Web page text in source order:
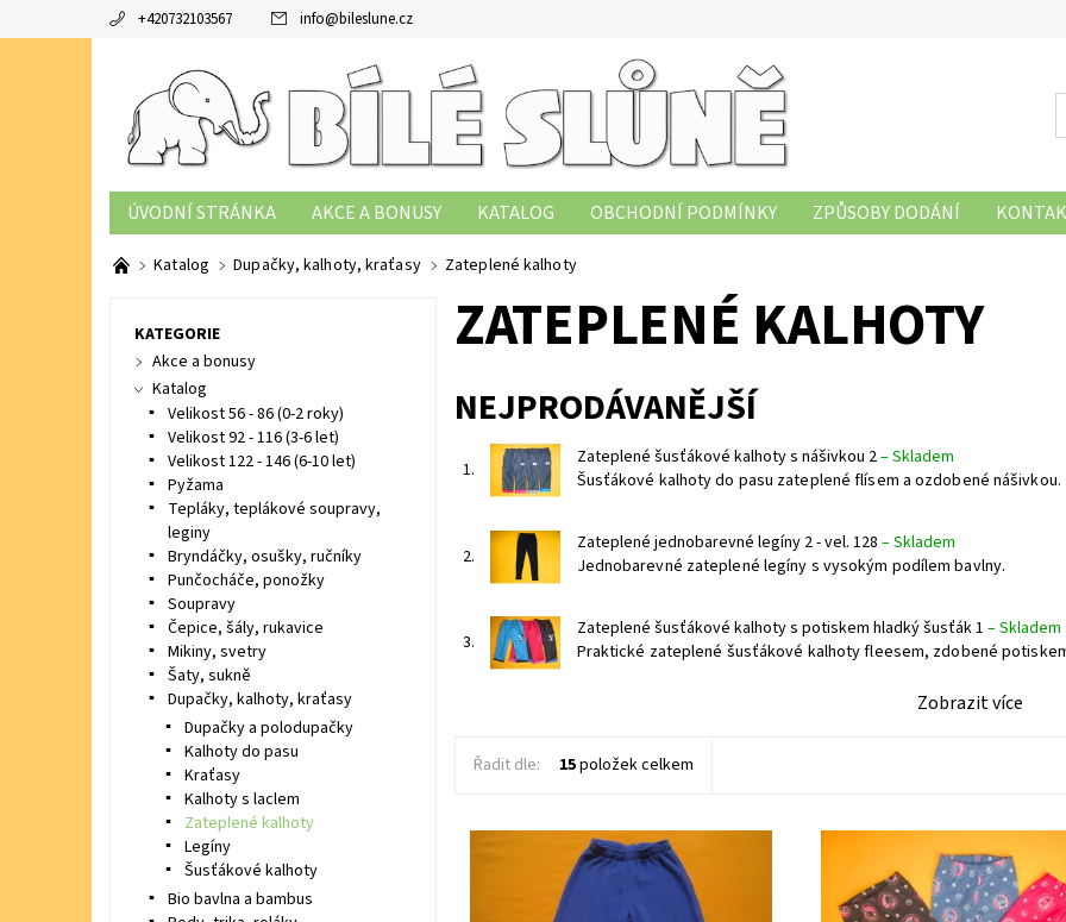
+420732103567 info@bileslune.cz
ÚVODNÍ STRÁNKA AKCE A BONUSY KATALOG OBCHODNÍ PODMÍNKY ZPŮSOBY DODÁNÍ
TABULKY VELIKOSTÍ
PODMÍNKY OCHRANY OSOBNÍCH ÚDAJŮ
Katalog Dupačky, kalhoty, kraťasy Zateplené kalhoty
ZATEPLENÉ KALHOTY
NEJPRODÁVANĚJŠÍ
1.
Zateplené šusťákové kalhoty s nášivkou 2–Skladem
Šusťákové kalhoty do pasu zateplené flísem a ozdobené nášivkou.
2.
Zateplené jednobarevné legíny 2 - vel. 128 –Skladem
Jednobarevné zateplené legíny s vysokým podílem bavlny.
3.
Zateplené šusťákové kalhoty s potiskem hladký šusťák 1 –Skladem
Praktické zateplené šusťákové kalhoty fleesem, zdobené
Zobrazit více
Řadit dle: 15položek celkem
Flísové tepláky do pasu bez kapes.
Dostupnost:
Zateplené kojenecké legíny s
podílem bavlny zdobené
KATEGORIE
Akce a bonusy
Katalog
Velikost 56 - 86 (0-2 roky)
Velikost 92 - 116 (3-6 let)
Velikost 122 - 146 (6-10 let)
Pyžama
Tepláky, teplákové soupravy,
leginy
Bryndáčky, osušky, ručníky
Punčocháče, ponožky
Soupravy
Čepice, šály, rukavice
Mikiny, svetry
Šaty, sukně
Dupačky, kalhoty, kraťasy
Dupačky a polodupačky
Kalhoty do pasu
Kraťasy
Kalhoty s laclem
Zateplené kalhoty
Legíny
Šusťákové kalhoty
Bio bavlna a bambus